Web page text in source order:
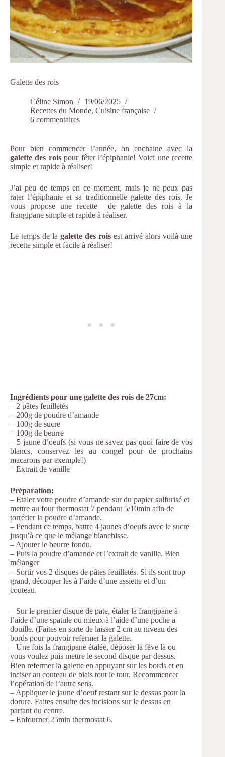
Galette des rois
Céline Simon
19/06/2025
Recettes du Monde, Cuisine française
6 commentaires
Pour bien commencer l’année, on enchaine avec la
galette des roispour fêter l’épiphanie! Voici une recette
simple et rapide à réaliser!
J’ai peu de temps en ce moment, mais je ne peux pas
rater l’épiphanie et sa traditionnelle galette des rois. Je
vous propose une recette de galette des rois à la
frangipane simple et rapide à réaliser.
Le temps de lagalette des rois est arrivé alors voilà une
recette simple et facile à réaliser!
Ingrédients pour une galette des rois de 27cm:
– 2 pâtes feuilletés
– 200g de poudre d’amande
– 100g de sucre
– 100g de beurre
– 5 jaune d’oeufs (si vous ne savez pas quoi faire de vos
blancs, conservez les au congel pour de prochains
macarons par exemple!)
– Extrait de vanille
Préparation:
– Etaler votre poudre d’amande sur du papier sulfurisé et
mettre au four thermostat 7 pendant 5/10min afin de
torréfier la poudre d’amande.
– Pendant ce temps, battre 4 jaunes d’oeufs avec le sucre
jusqu’à ce que le mélange blanchisse.
– Ajouter le beurre fondu.
– Puis la poudre d’amande et l’extrait de vanille. Bien
mélanger
– Sortir vos 2 disques de pâtes feuilletés. Si ils sont trop
grand, découper les à l’aide d’une assiette et d’un
couteau.
– Sur le premier disque de pate, étaler la frangipane à
l’aide d’une spatule ou mieux à l’aide d’une poche a
douille. (Faites en sorte de laisser 2 cm au niveau des
bords pour pouvoir refermer la galette.
– Une fois la frangipane étalée, déposer la fève là ou
vous voulez puis mettre le second disque par dessus.
Bien refermer la galette en appuyant sur les bords et en
inciser au couteau de biais tout le tour. Recommencer
l’opération de l’autre sens.
– Appliquer le jaune d’oeuf restant sur le dessus pour la
dorure. Faites ensuite des incisions sur le dessus en
partant du centre.
– Enfourner 25min thermostat 6.